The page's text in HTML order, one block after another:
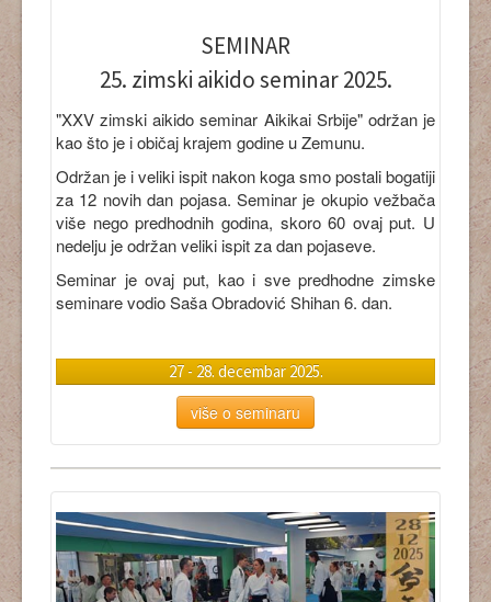
SEMINAR
25. zimski aikido seminar 2025.
"XXV zimski aikido seminar Aikikai Srbije" održan je
kao što je i običaj krajem godine u Zemunu.
Održan je i veliki ispit nakon koga smo postali bogatiji
za 12 novih dan pojasa. Seminar je okupio vežbača
više nego predhodnih godina, skoro 60 ovaj put. U
nedelju je održan veliki ispit za dan pojaseve.
Seminar je ovaj put, kao i sve predhodne zimske
seminare vodioSaša Obradović Shihan 6. dan.
27 - 28. decembar 2025.
više o seminaru